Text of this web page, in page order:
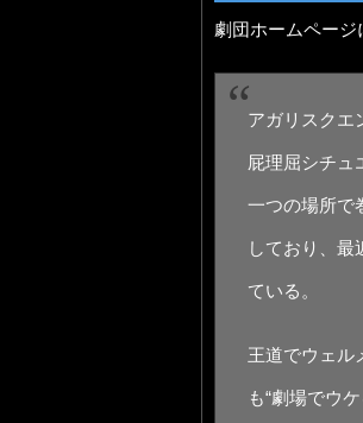
劇団ホームページ
アガリスクエ
屁理屈シチュ
一つの場所で
しており、最
ている。
王道でウェル
も“劇場でウ